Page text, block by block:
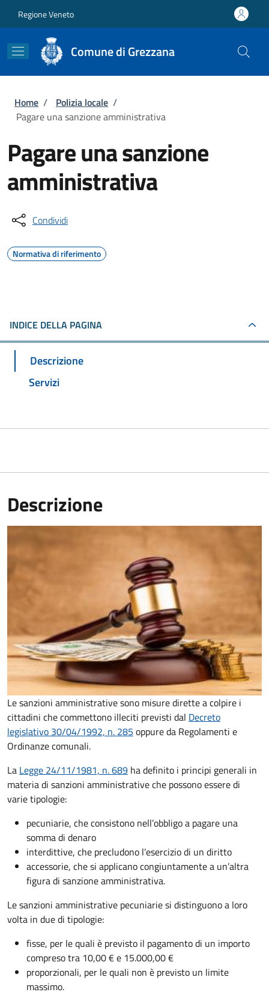
Regione Veneto
Comune di Grezzana
Briciole di pane
Home / Polizia locale /
Pagare una sanzione amministrativa
Pagare una sanzione
amministrativa
Condividi
Normativa di riferimento
INDICE DELLA PAGINA
Descrizione
Servizi
Descrizione
Le sanzioni amministrative sono misure dirette a colpire i
cittadini che commettono illeciti previsti dal Decreto
legislativo 30/04/1992, n. 285 oppure da Regolamenti e
Ordinanze comunali.
La Legge 24/11/1981, n. 689 ha definito i principi generali in
materia di sanzioni amministrative che possono essere di
varie tipologie:
pecuniarie, che consistono nell’obbligo a pagare una
somma di denaro
interdittive, che precludono l’eserciziodi un diritto
accessorie, che si applicano congiuntamente a un’altra
figura di sanzione amministrativa.
Le sanzioni amministrative pecuniarie si distinguono a loro
volta in due di tipologie:
fisse, per le quali è previsto il pagamento di un importo
compreso tra 10,00 € e 15.000,00 €
proporzionali, per le quali non è previsto un limite
massimo.